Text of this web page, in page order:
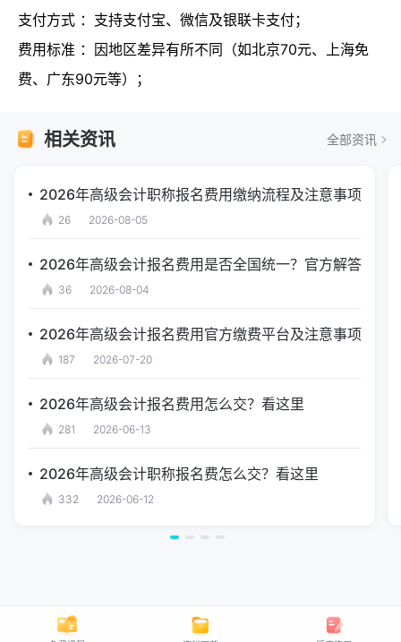
支付方式 ：支持支付宝、微信及银联卡支付；
费用标准 ：因地区差异有所不同（如北京70元、上海免
费、广东90元等）；
相关资讯 全部资讯
2026年高级会计职称报名费用缴纳流程及注意事项
26 2026-08-05
2026年高级会计报名费用是否全国统一？官方解答
36 2026-08-04
2026年高级会计报名费用官方缴费平台及注意事项
187 2026-07-20
2026年高级会计报名费用怎么交？看这里
281 2026-06-13
2026年高级会计职称报名费怎么交？看这里
332 2026-06-12